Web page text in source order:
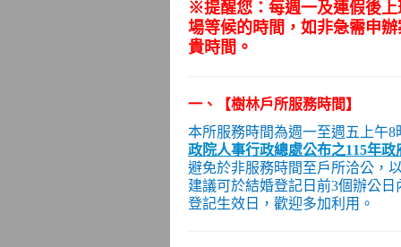
※提醒您：每週一及連假後
場等候的時間，如非急需申
貴時間。
一 、 【樹林戶所服務時間】
本所服務時間為週一至週五上午
政院人事行政總處公布之115年
避免於非服務時間至戶所洽公，
建議可於結婚登記日前3個辦公
登記生效日，歡迎多加利用。